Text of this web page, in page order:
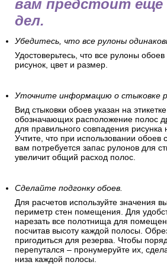
вам предстоит еще
дел.
Убедитесь, что все рулоны
Удостоверьтесь, что все рулоны
рисунок, цвет и размер.
Уточните информацию о стыковке
Вид стыковки обоев указан на
обозначающих расположение полос
для правильного совпадения рисунка
Учтите, что при использовании
вам потребуется запас рулонов для
увеличит общий расход полос.
Сделайте подгонку обоев.
Для расчетов используйте значения
периметр стен помещения. Для
нарезать все полотнища для
посчитав высоту каждой полосы.
пригодиться для резерва. Чтобы
перепутался – пронумеруйте их,
низа каждой полосы.